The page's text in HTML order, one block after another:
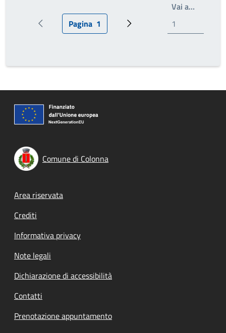
Pagina precedentePagina attuale
Pagina 1 Pagina successiva
Vai a…
Comune di Colonna
Footer menu
Area riservata
Crediti
Informativa privacy
Note legali
Dichiarazione di accessibilità
Contatti
Prenotazione appuntamento